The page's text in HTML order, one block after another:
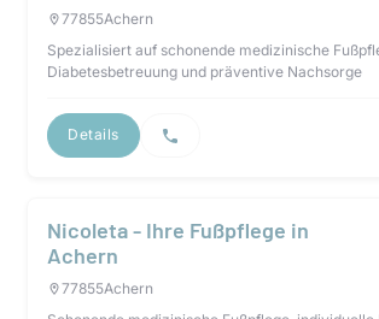
77855Achern
Spezialisiert auf schonende medizinische
Diabetesbetreuung und präventive Nachsorge
Details
Nicoleta - Ihre Fußpflege in
Achern
77855Achern